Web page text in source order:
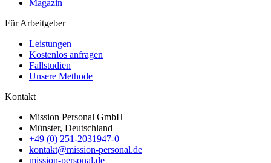
Magazin
Für Arbeitgeber
Leistungen
Kostenlos anfragen
Fallstudien
Unsere Methode
Kontakt
Mission Personal GmbH
Münster, Deutschland
+49 (0) 251-2031947-0
kontakt@mission-personal.de
mission-personal.de